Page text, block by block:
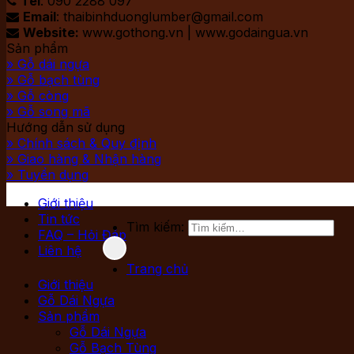
 Email: thaibinhduonglumber@gmail.com
 Website: www.gothong.vn | www.godaingua.vn
Sản phẩm
» Gỗ dái ngựa
» Gỗ bạch tùng
» Gỗ còng
» Gỗ song mã
Hướng dẫn sử dụng
» Chính sách & Quy định
» Giao hàng & Nhận hàng
» Tuyển dụng
Giới thiệu
Tin tức
FAQ – Hỏi Đáp
Liên hệ
Tìm kiếm:
Trang chủ
Giới thiệu
Gỗ Dái Ngựa
Sản phẩm
Gỗ Dái Ngựa
Gỗ Bạch Tùng